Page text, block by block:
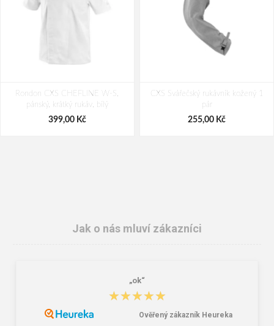
Rondon CXS CHEFLINE W-S,
pánský, krátký rukáv, bílý
399,00 Kč
CXS Svářečský rukávník kožený 1
pár
255,00 Kč
pánský, dlouhý rukáv, bílý
415,00 Kč
rukávník proti pořezu 1 ks
151,00 Kč
Jak o nás mluví zákazníci
„ok“
★★★★★
★★★★★
Ověřený zákazník Heureka